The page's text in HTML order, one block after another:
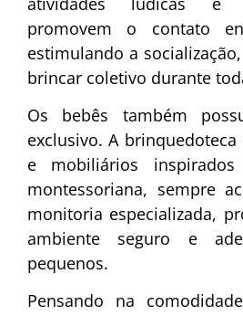
promovem o contato
estimulando a
brincar coletivo durante
Os bebês também
exclusivo. A
e mobiliários
montessoriana, sempre
monitoria especializada,
ambiente seguro e
pequenos.
Pensando na